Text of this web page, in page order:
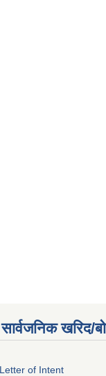
सार्वजनिक खरिद/
Letter of Intent